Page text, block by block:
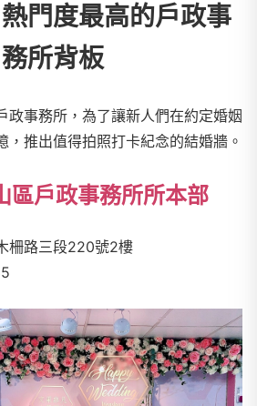
門度最高的戶政事
務所背板
政事務所，為了讓新人們在約定婚姻
，推出值得拍照打卡紀念的結婚牆。
區戶政事務所所本部
柵路三段220號2樓